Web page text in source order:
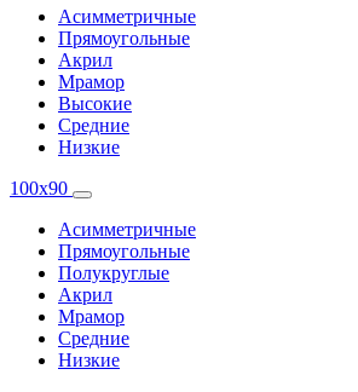
Асимметричные
Прямоугольные
Акрил
Мрамор
Высокие
Средние
Низкие
100x90
Асимметричные
Прямоугольные
Полукруглые
Акрил
Мрамор
Средние
Низкие